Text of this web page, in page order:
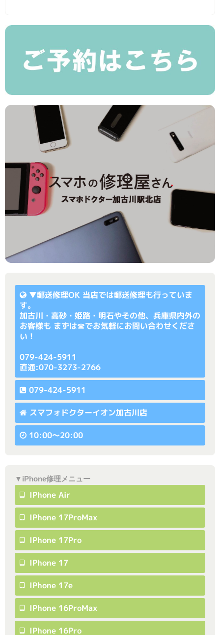
▼郵送修理OK 当店では郵送修理も行っていま
す。
加古川・高砂・姫路・明石やその他、兵庫県内外の
お客様も まずは☎でお気軽にお問い合わせくださ
い！
079-424-5911
直通:070-3273-2766
079-424-5911
スマフォドクターイオン加古川店
10:00〜20:00
▼iPhone修理メニュー
IPhone Air
IPhone 17ProMax
IPhone 17Pro
IPhone 17
IPhone 17e
IPhone 16ProMax
IPhone 16Pro